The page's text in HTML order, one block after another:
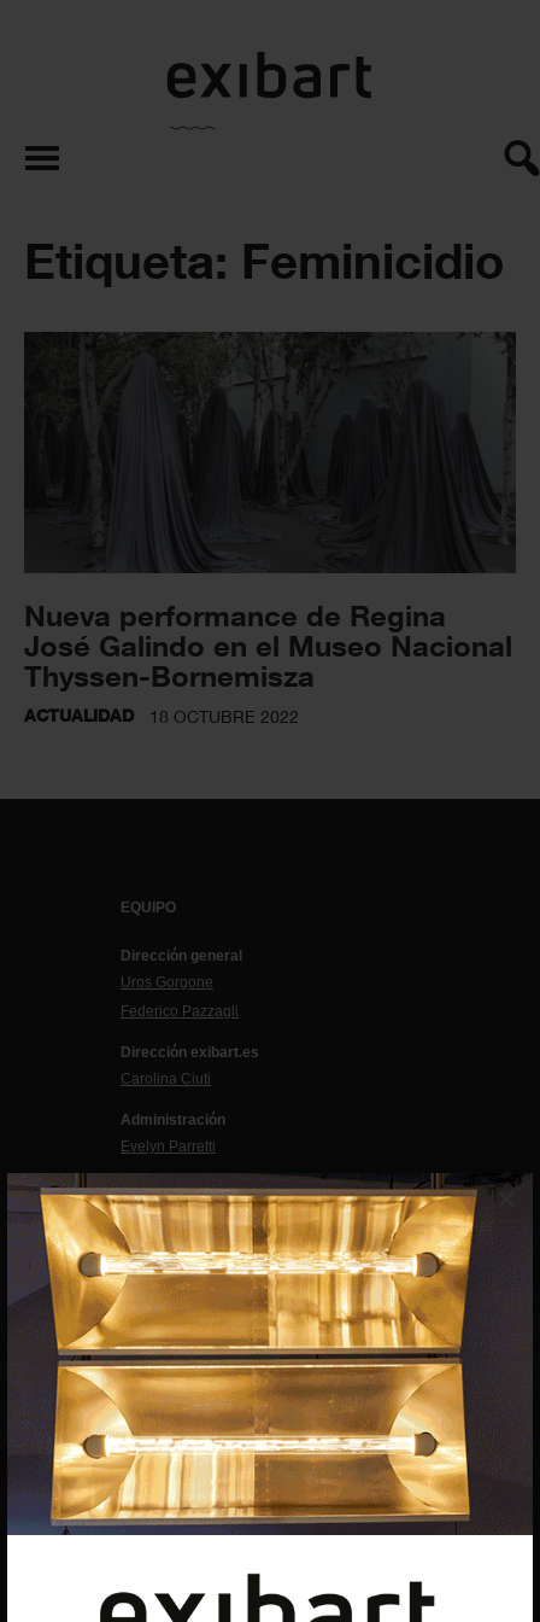
×
exibart.es
Etiqueta: Feminicidio
Nueva performance de Regina
José Galindo en el Museo Nacional
Thyssen-Bornemisza
ACTUALIDAD 18 OCTUBRE 2022
EQUIPO
Dirección general
Uros Gorgone
Federico Pazzagli
Dirección exibart.es
Carolina Ciuti
Administración
Evelyn Parretti
Marketing
Francesca Grismondi
Programación y diseño web
Giovanni Costante
Marcello Moi
EXIBART SPAIN, S.L.U.
08015 BARCELONA
CIF: B06956841